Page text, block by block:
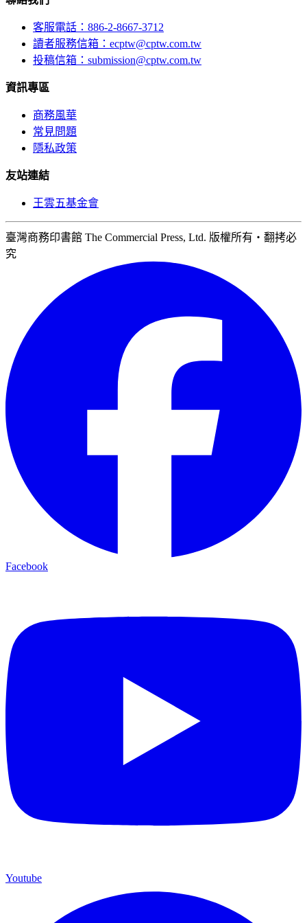
客服電話：886-2-8667-3712
讀者服務信箱：ecptw@cptw.com.tw
投稿信箱： submission@cptw.com.tw
資訊專區
商務風華
常見問題
隱私政策
友站連結
王雲五基金會
臺灣商務印書館 The Commercial Press, Ltd. 版權所有‧翻拷必
究
Facebook
Youtube